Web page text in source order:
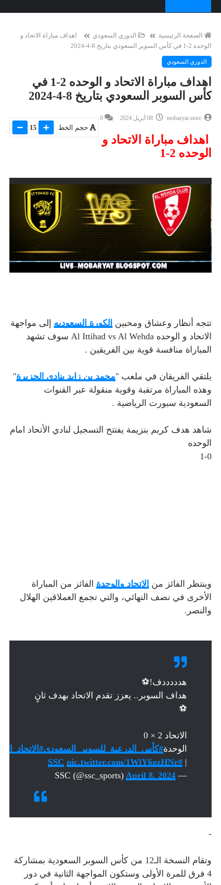
الصفحة الرئيسية الدوري السعودي
اهداف مباراة الاتحاد و
الوحده 2-1 في كأس السوبر السعودي بتاريخ 8-4-2024
الدوري السعودي
اهداف مباراة الاتحاد و الوحده 2-1 في
كأس السوبر السعودي بتاريخ 8-4-2024
mobaryat.store
0
حجم الخط 15
اهداف مباراة الاتحاد و
الوحده 2-1
تتجه أنظار وعشاق ومحبين الكورة السعوديه إلى مواجهة
الاتحاد و الوحده Al Ittihad vs Al Wehda سوف تشهد
المباراة منافسة قوية بين الفريقين .
يلتقي الفريقان في ملعب "محمد بن زايد بنادي الجزيرة"
وهذه المباراة مرتقبة وقوية منقولة عبر القنوات
السعودية سبورت الرياضية .
شاهد هدف كريم بنزيمة يفتتح التسجيل لنادي الأتحاد امام
الوحده
1-0
وينتظر الفائز من الاتحاد والوحدة الفائز من المباراة
الأخرى في نصف النهائي، والتي تجمع العملاقين الهلال
والنصر.
هدددددف!⚽
هداف السوبر.. يعزز تقدم الاتحاد بهدف ثانٍ
⚽
الاتحاد 2 × 0
الوحدة#كأس_الدرعية_للسوبر_السعودي
|
#SSC
pic.twitter.com/1WlY6gzHNr
— SSC (@ssc_sports)
April 8, 2024
-
وتقام النسخة الـ12 من كأس السوبر السعودية بمشاركة
4 فرق للمرة الأولى وستكون المواجهة الثانية في دور